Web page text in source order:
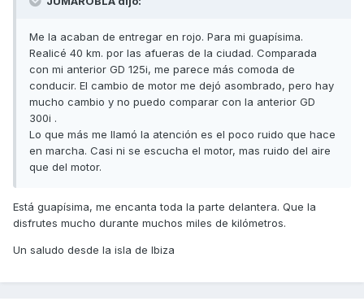
Me la acaban de entregar en rojo. Para mi guapísima.
Realicé 40 km. por las afueras de la ciudad. Comparada
con mi anterior GD 125i, me parece más comoda de
conducir. El cambio de motor me dejó asombrado, pero hay
mucho cambio y no puedo comparar con la anterior GD
300i .
Lo que más me llamó la atención es el poco ruido que hace
en marcha. Casi ni se escucha el motor, mas ruido del aire
que del motor.
Está guapísima, me encanta toda la parte delantera. Que la
disfrutes mucho durante muchos miles de kilómetros.
Un saludo desde la isla de Ibiza